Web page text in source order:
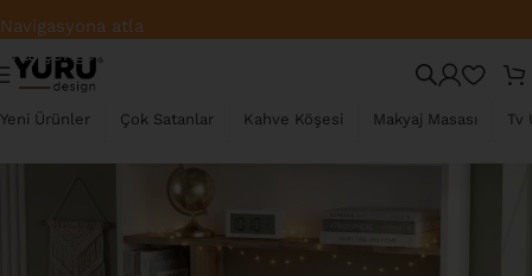
Navigasyona atla
Ana içeriğe atla
Yeni Ürünler Çok Satanlar Kahve Köşesi Makyaj Masası Tv